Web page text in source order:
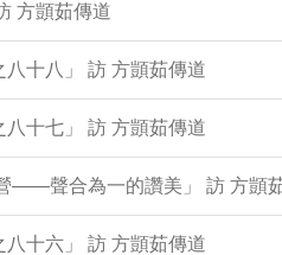
方顗茹傳道
十八」 訪 方顗茹傳道
十七」 訪 方顗茹傳道
——聲合為一的讚美」 訪 方顗
十六」 訪 方顗茹傳道